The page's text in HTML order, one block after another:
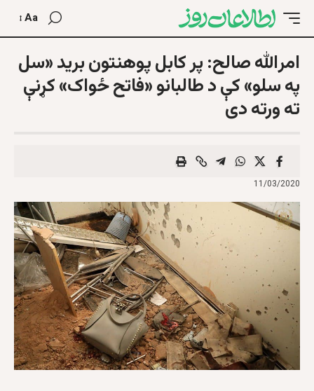
Aa
امرالله صالح: پر کابل پوهنتون برید «سل
په سلو» کې د طالبانو «فاتح ځواک» کړنې
ته ورته دی
11/03/2020